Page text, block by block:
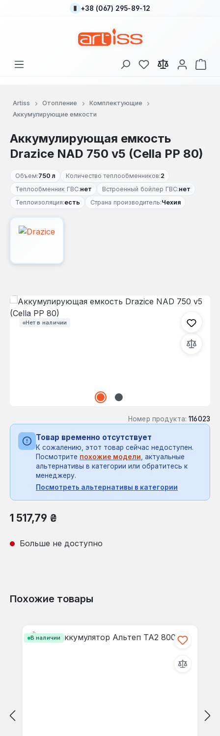
Перейти к основному содержанию
+38 (067) 295-89-12
У вас есть товары
В
Artiss Отопление
Комплектующие
Аккумулирующие емкости
Аккумулирующая емкость
Drazice NAD 750 v5 (Cella PP 80)
Объем:750 л Количество теплообменников:2
Теплообменник ГВС:нет Встроенный бойлер ГВС:нет
Теплоизоляция:есть Страна производитель:Чехия
Нет в наличии
Пропустить галерею изображений
Номер продукта: 116023
Товар временно отсутствует
К сожалению, этот товар сейчас недоступен.
Посмотрите похожие модели, актуальные
альтернативы в категории или обратитесь к
менеджеру.
Посмотреть альтернативы в категории
Обычная цена:
1 517,79 ₴
Больше не доступно
Похожие товары
В наличии